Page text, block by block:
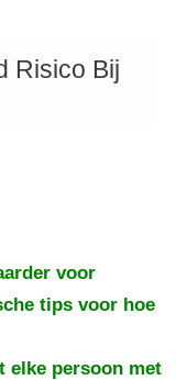
Risico Bij
voor
tips voor hoe
elke persoon met